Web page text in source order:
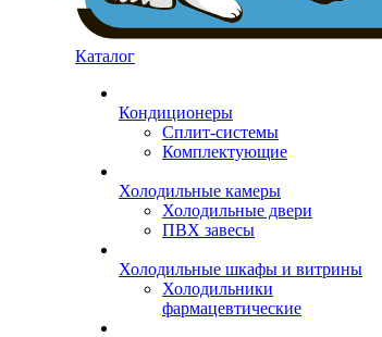
Каталог
Кондиционеры
Сплит-системы
Комплектующие
Холодильные камеры
Холодильные двери
ПВХ завесы
Холодильные шкафы и витрины
Холодильники
фармацевтические